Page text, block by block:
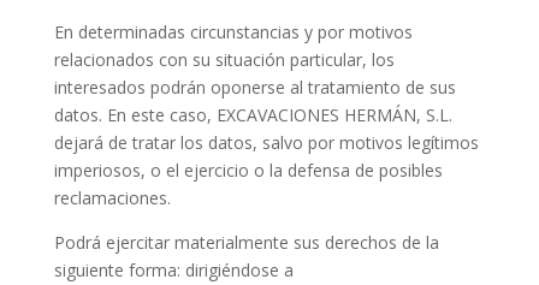
En determinadas circunstancias y por motivos
relacionados con su situación particular, los
interesados podrán oponerse al tratamiento de sus
datos. En este caso, EXCAVACIONES HERMÁN, S.L.
dejará de tratar los datos, salvo por motivos legítimos
imperiosos, o el ejercicio o la defensa de posibles
reclamaciones.
Podrá ejercitar materialmente sus derechos de la
siguiente forma: dirigiéndose a